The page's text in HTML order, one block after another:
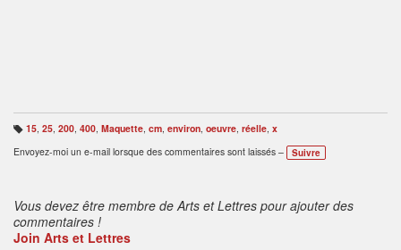
B
ali
s
15, 25, 200, 400, Maquette, cm, environ, oeuvre, réelle, x
Envoyez-moi un e-mail lorsque des commentaires sont laissés –
Suivre
Vous devez être membre de Arts et Lettres pour ajouter des
commentaires !
Join Arts et Lettres